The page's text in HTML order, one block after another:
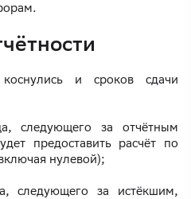
и сроков сдачи
следующего за отчётным
предоставить расчёт по
нулевой);
следующего за истёкшим,